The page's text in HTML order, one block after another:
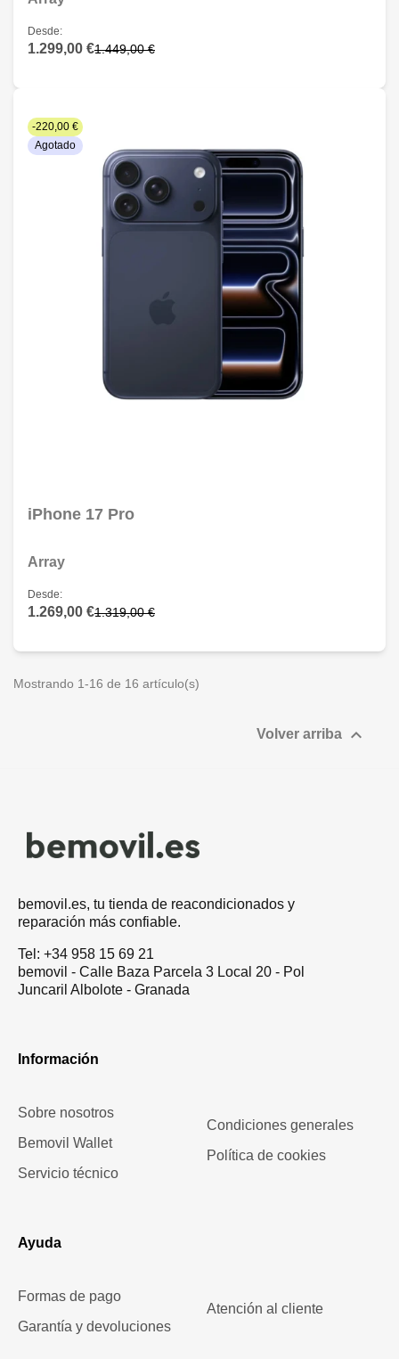
Desde:
1.299,00 €1.449,00 €
-220,00 €
Agotado
iPhone 17 Pro
Array
Desde:
1.269,00 €1.319,00 €
Mostrando 1-16 de 16 artículo(s)
Volver arriba 
bemovil.es, tu tienda de reacondicionados y
reparación más confiable.
Tel: +34 958 15 69 21
bemovil - Calle Baza Parcela 3 Local 20 - Pol
Juncaril Albolote - Granada
Información
Sobre nosotros
Bemovil Wallet
Servicio técnico
Condiciones generales
Política de cookies
Ayuda
Formas de pago
Garantía y devoluciones
Atención al cliente